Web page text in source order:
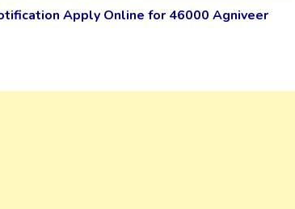
Apply Online for 46000 Agniveer